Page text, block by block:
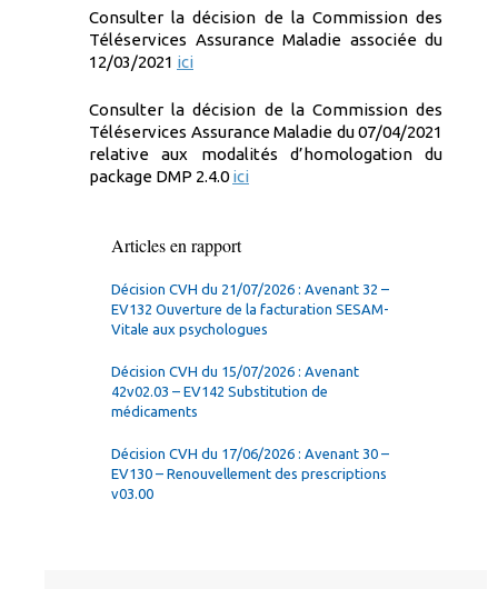
Consulter la décision de la Commission des
Téléservices Assurance Maladie associée du
12/03/2021 ici
Consulter la décision de la Commission des
Téléservices Assurance Maladie du 07/04/2021
relative aux modalités d’homologation du
package DMP 2.4.0ici
Articles en rapport
Décision CVH du 21/07/2026 : Avenant 32 –
EV132 Ouverture de la facturation SESAM-
Vitale aux psychologues
Décision CVH du 15/07/2026 : Avenant
42v02.03 – EV142 Substitution de
médicaments
Décision CVH du 17/06/2026 : Avenant 30 –
EV130 – Renouvellement des prescriptions
v03.00